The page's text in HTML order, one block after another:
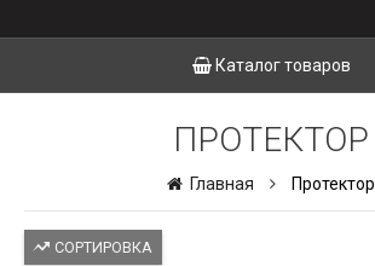
Каталог товаров
ПРОТЕКТОР
Главная Протектор
СОРТИРОВКА